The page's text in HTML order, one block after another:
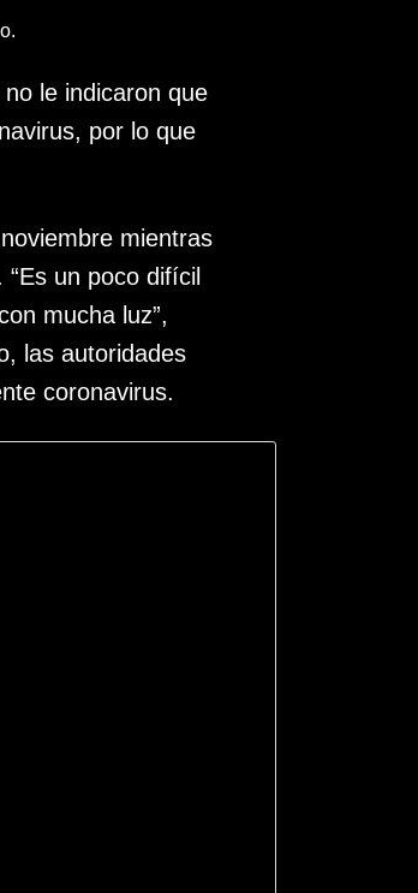
le indicaron que
por lo que
mientras
un poco difícil
mucha luz”,
las autoridades
coronavirus.